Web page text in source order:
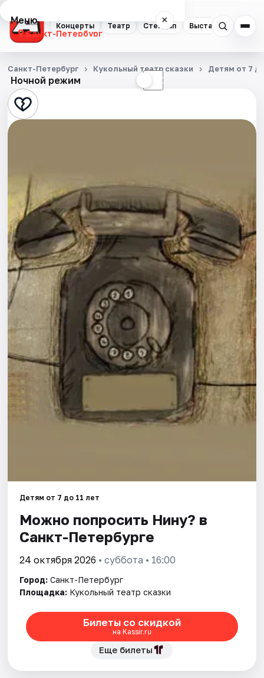
Концерты Театр Стендап Выставки
Меню ×
Санкт-Петербург
Концерты
Театр
Стендап
Экскурсии
Спорт
События
Города
Площадки
Артисты
Рейтинги
Ночной режим ☾
Санкт-Петербург Кукольный театр сказки Детям от 7
Детям от 7 до 11 лет
Можно попросить Нину? в
Санкт-Петербурге
24 октября 2026 • суббота • 16:00
Город: Санкт-Петербург
Площадка: Кукольный театр сказки
Билеты со скидкой
на Kassir.ru
Еще билеты